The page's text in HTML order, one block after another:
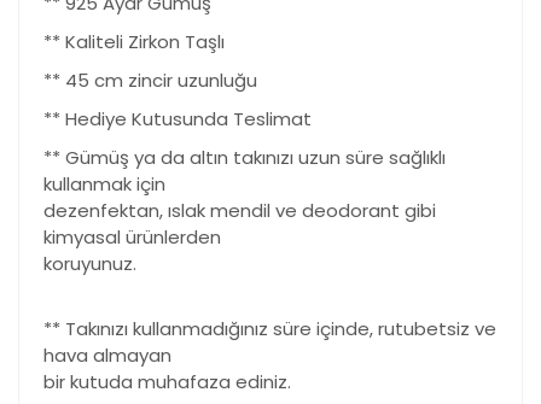
** Kaliteli Zirkon Taşlı
** 45 cm zincir uzunluğu
** Hediye Kutusunda Teslimat
** Gümüş ya da altın takınızı uzun süre sağlıklı
kullanmak için
dezenfektan, ıslak mendil ve deodorant gibi
kimyasal ürünlerden
koruyunuz.
** Takınızı kullanmadığınız süre içinde, rutubetsiz ve
hava almayan
bir kutuda muhafaza ediniz.